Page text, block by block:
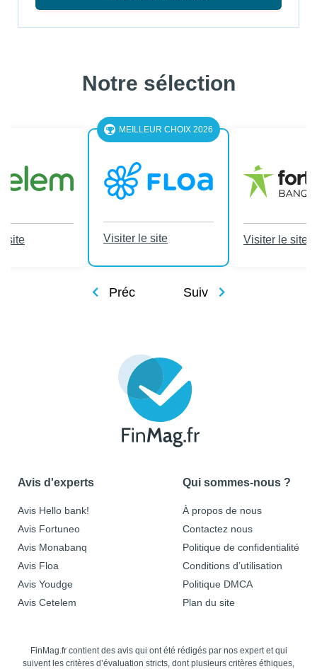
Notre sélection
site
MEILLEUR CHOIX 2026
Visiter le site Visiter le site
Préc Suiv
Avis d'experts
Avis Hello bank!
Avis Fortuneo
Avis Monabanq
Avis Floa
Avis Youdge
Avis Cetelem
Qui sommes-nous ?
À propos de nous
Contactez nous
Politique de confidentialité
Conditions d’utilisation
Politique DMCA
Plan du site
FinMag.fr contient des avis qui ont été rédigés par nos expert et qui
suivent les critères d’évaluation stricts, dont plusieurs critères éthiques,